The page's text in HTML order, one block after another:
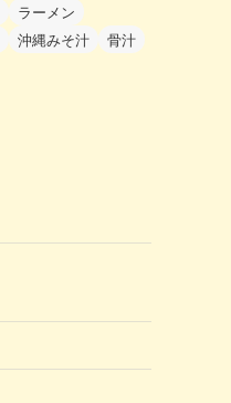
ラーメン
沖縄みそ汁 骨汁